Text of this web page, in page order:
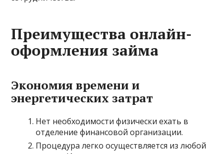
Преимущества онлайн-
оформления займа
Экономия времени и
энергетических затрат
Нет необходимости физически ехать в
отделение финансовой организации.
Процедура легко осуществляется из любой